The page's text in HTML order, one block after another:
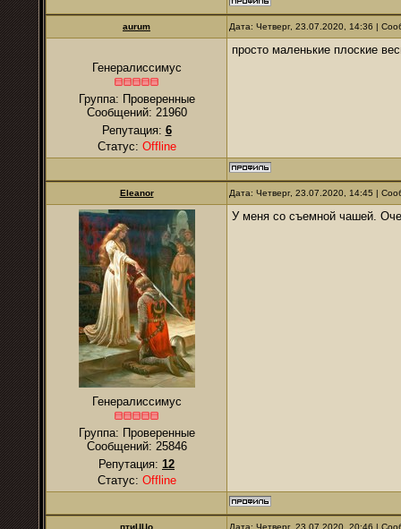
аurum Дата: Четверг, 23.07.2020, 14:36 |
Генералиссимус
Группа: Проверенные
Сообщений: 21960
Репутация: 6
Статус: Offline
просто маленькие плоские
Eleanor Дата: Четверг, 23.07.2020, 14:45 |
Генералиссимус
Группа: Проверенные
Сообщений: 25846
Репутация: 12
Статус: Offline
У меня со съемной чашей.
птиЦЦо Дата: Четверг, 23.07.2020, 20:46 |